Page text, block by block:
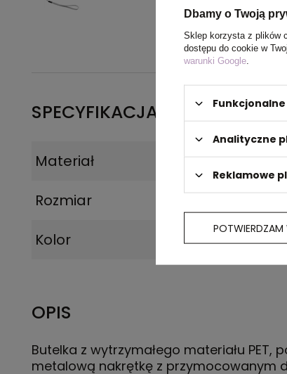
SPECYFIKACJA PRODUKTU
Materiał
Rozmiar
Kolor
OPIS
Butelka z wytrzymałego materiału PET,
metalową nakrętkę z przymocowanym
Dbamy o Twoją
Sklep korzysta z plików
dostępu do cookie w
warunki Google
Analityczne
Reklamowe
POTWIERDZAM